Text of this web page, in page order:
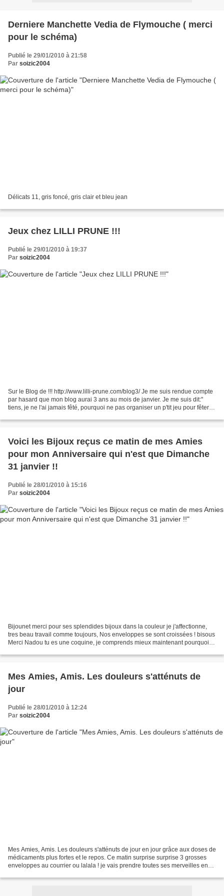
Derniere Manchette Vedia de Flymouche ( merci
pour le schéma)
Publié le 29/01/2010 à 21:58
Par soizic2004
Délicats 11, gris foncé, gris clair et bleu jean
Jeux chez LILLI PRUNE !!!
Publié le 29/01/2010 à 19:37
Par soizic2004
Sur le Blog de !!! http://www.lilli-prune.com/blog3/ Je me suis rendue compte
par hasard que mon blog aurai 3 ans au mois de janvier. Je me suis dit:"
tiens, je ne l'ai jamais fêté, pourquoi ne pas organiser un p'tit jeu pour fêter
Voici les Bijoux reçus ce matin de mes Amies
pour mon Anniversaire qui n'est que Dimanche
31 janvier !!
Publié le 28/01/2010 à 15:16
Par soizic2004
Bijounet merci pour ses splendides bijoux dans la couleur je j'affectionne,
tres beau travail comme toujours, Nos enveloppes se sont croissées ! bisous
Merci Nadou tu es une coquine, je comprends mieux maintenant pourquoi tu
Mes Amies, Amis. Les douleurs s'atténuts de
jour
Publié le 28/01/2010 à 12:24
Par soizic2004
Mes Amies, Amis. Les douleurs s'atténuts de jour en jour grâce aux doses de
médicaments plus fortes et le repos. Ce matin surprise surprise 3 grosses
enveloppes au courrier ou lalala ! je vais prendre toutes ses merveilles en